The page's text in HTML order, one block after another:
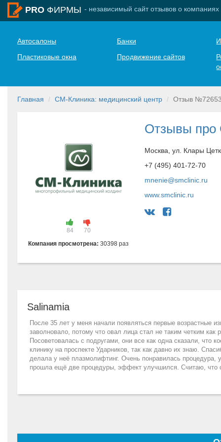
PRO ФИРМЫ - независимый сайт отзывов о компаниях
Автосалоны Банки
Пластиковые окна
Продвижение сайтов
Главная СМ-Клиника: медицинский центр Отзыв
84
70
Компания просмотрена:30398 раз
Отзывы
Москва, ул. Клары
+7 (495) 401-72-70
mnenie@smclinic.ru
www.smclinic.ru
Salinamia
После 35 лет у меня начали появляться первые возрастные
заволновало, потому что овал лица стал не таким четким
Посоветовалась с подругами, они все как одна сказали,
клинику на проспекте Ударников, так как давно их знаю.
делала у неё плазмолифтинг. Очень понравилась
прошла ещё две процедуры, эффект улучшился. Считаю, что